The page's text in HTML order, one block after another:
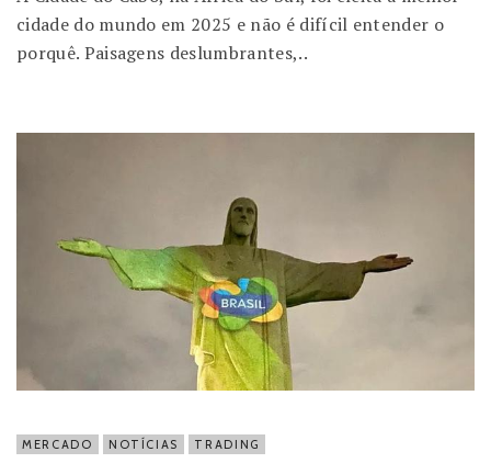
cidade do mundo em 2025 e não é difícil entender o
porquê. Paisagens deslumbrantes,..
MERCADO NOTÍCIAS TRADING